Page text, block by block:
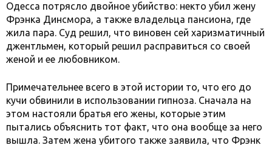
Одесса потрясло двойное убийство: некто убил жену
Фрэнка Динсмора, а также владельца пансиона, где
жила пара. Суд решил, что виновен сей харизматичный
джентльмен, который решил расправиться со своей
женой и ее любовником.
Примечательнее всего в этой истории то, что его до
кучи обвинили в использовании гипноза. Сначала на
этом настояли братья его жены, которые этим
пытались объяснить тот факт, что она вообще за него
вышла. Затем жена убитого также заявила, что Фрэнк